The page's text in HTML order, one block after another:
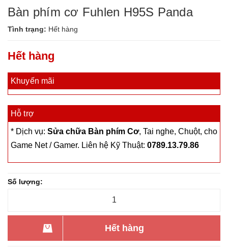
Bàn phím cơ Fuhlen H95S Panda
Tình trạng: Hết hàng
Hết hàng
Khuyến mãi
Hỗ trợ
* Dịch vụ: Sửa chữa Bàn phím Cơ, Tai nghe, Chuột, cho
Game Net / Gamer. Liên hệ Kỹ Thuật: 0789.13.79.86
Số lượng:
Hết hàng